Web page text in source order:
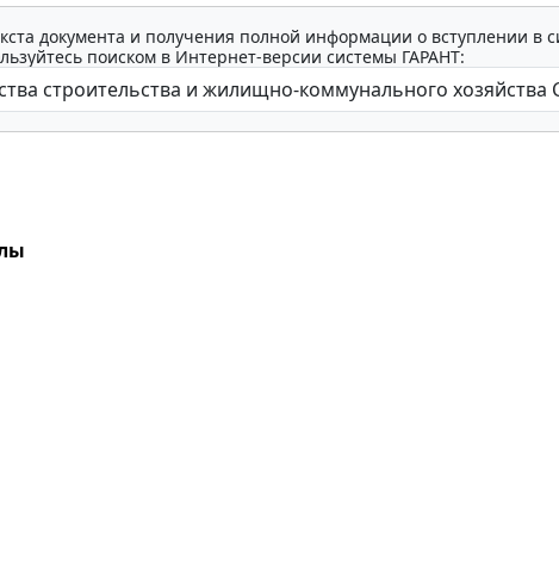
документа и получения полной информации о вступлении в
поиском в Интернет-версии системы ГАРАНТ: